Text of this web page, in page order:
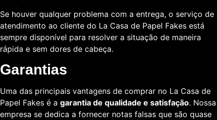
Se houver qualquer problema com a entrega, o serviço de
atendimento ao cliente do La Casa de Papel Fakes está
sempre disponível para resolver a situação de maneira
rápida e sem dores de cabeça.
Garantias
Uma das principais vantagens de comprar no La Casa de
Papel Fakes é a garantia de qualidade e satisfação. Nossa
empresa se dedica a fornecer notas falsas que são quase